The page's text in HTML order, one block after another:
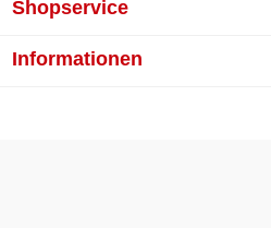
Shopservice
Informationen